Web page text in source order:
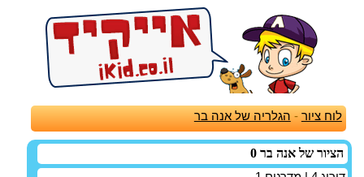
לוח ציור - הגלריה של אנה בר
הציור של אנה בר 0